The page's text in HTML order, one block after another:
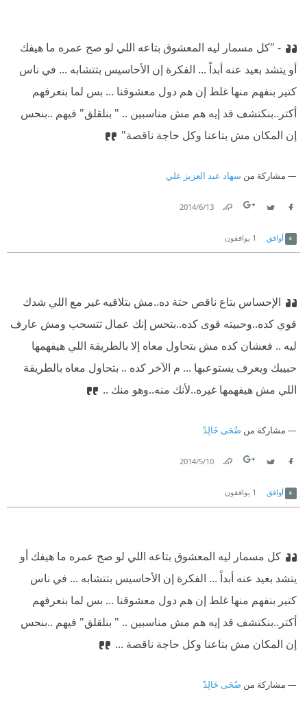
- "كل مسمار ليه المعشوق بتاعه اللي لو صح عمره ما هيفك
أو يتشد بعيد عنه أبداً ... الفكرة إن الأحاسيس بتتشابه ... في ناس
كتير بنفهم منها غلط إن هم دول معشوقنا ... بس لما بنعرفهم
أكتر..بنكتشف قد إيه هم مش مناسبين .. " بنلقلق" فيهم ..بنحس
إن المكان مش بتاعنا وكل حاجة ناقصة"
مشاركة من سهاد عبد العزيز علي
13‏/6‏/2014
أوافق 1 يوافقون
الإحساس بتاع ناقص حتة ده..مش بتلاقيه غير مع اللي شدك
قوي كده..وحبيته قوى كده..بتحس إنك عمال تتسحب ومش عارف
ليه .. فعشان كده مش بتحاول معاه إلا بالطريقة اللي هيفهمها
حبيبك ويعرف يستوعبها ... م الآخر كده .. بتحاول معاه بالطريقة
اللي مش هيفهمها غيره..لأنك منه..وهو منك ..
مشاركة من ضُحَى خَالِدْ
10‏/5‏/2014
أوافق 1 يوافقون
كل مسمار ليه المعشوق بتاعه اللي لو صح عمره ما هيفك أو
يتشد بعيد عنه أبداً ... الفكرة إن الأحاسيس بتتشابه ... في ناس
كتير بنفهم منها غلط إن هم دول معشوقنا ... بس لما بنعرفهم
أكتر..بنكتشف قد إيه هم مش مناسبين .. " بنلقلق" فيهم ..بنحس
إن المكان مش بتاعنا وكل حاجة ناقصة ...
مشاركة من ضُحَى خَالِدْ